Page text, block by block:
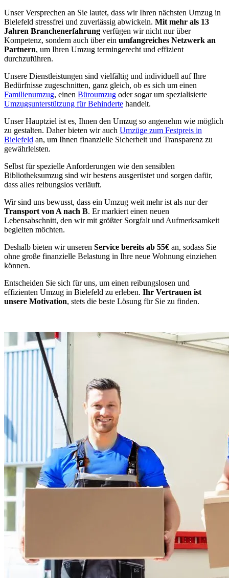
Unser Versprechen an Sie lautet, dass wir Ihren nächsten Umzug in
Bielefeld stressfrei und zuverlässig abwickeln. Mit mehr als 13
Jahren Branchenerfahrung verfügen wir nicht nur über
Kompetenz, sondern auch über ein umfangreiches Netzwerk an
Partnern, um Ihren Umzug termingerecht und effizient
durchzuführen.
Unsere Dienstleistungen sind vielfältig und individuell auf Ihre
Bedürfnisse zugeschnitten, ganz gleich, ob es sich um einen
Familienumzug, einen Büroumzug oder sogar um spezialisierte
Umzugsunterstützung für Behinderte handelt.
Unser Hauptziel ist es, Ihnen den Umzug so angenehm wie möglich
zu gestalten. Daher bieten wir auch Umzüge zum Festpreis in
Bielefeld an, um Ihnen finanzielle Sicherheit und Transparenz zu
gewährleisten.
Selbst für spezielle Anforderungen wie den sensiblen
Bibliotheksumzug sind wir bestens ausgerüstet und sorgen dafür,
dass alles reibungslos verläuft.
Wir sind uns bewusst, dass ein Umzug weit mehr ist als nur der
Transport von A nach B. Er markiert einen neuen
Lebensabschnitt, den wir mit größter Sorgfalt und Aufmerksamkeit
begleiten möchten.
Deshalb bieten wir unseren Service bereits ab 55€ an, sodass Sie
ohne große finanzielle Belastung in Ihre neue Wohnung einziehen
können.
Entscheiden Sie sich für uns, um einen reibungslosen und
effizienten Umzug in Bielefeld zu erleben. Ihr Vertrauen ist
unsere Motivation, stets die beste Lösung für Sie zu finden.